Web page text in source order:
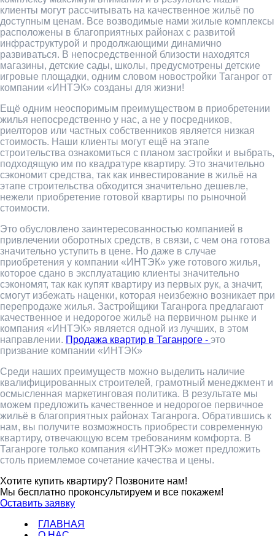
клиенты могут рассчитывать на качественное жильё по
доступным ценам. Все возводимые нами жилые комплексы
расположены в благоприятных районах с развитой
инфраструктурой и продолжающими динамично
развиваться. В непосредственной близости находятся
магазины, детские сады, школы, предусмотрены детские
игровые площадки, одним словом новостройки Таганрог от
компании «ИНТЭК» созданы для жизни!
Ещё одним неоспоримым преимуществом в приобретении
жилья непосредственно у нас, а не у посредников,
риелторов или частных собственников является низкая
стоимость. Наши клиенты могут ещё на этапе
строительства ознакомиться с планом застройки и выбрать,
подходящую им по квадратуре квартиру. Это значительно
сэкономит средства, так как инвестирование в жильё на
этапе строительства обходится значительно дешевле,
нежели приобретение готовой квартиры по рыночной
стоимости.
Это обусловлено заинтересованностью компанией в
привлечении оборотных средств, в связи, с чем она готова
значительно уступить в цене. Но даже в случае
приобретения у компании «ИНТЭК» уже готового жилья,
которое сдано в эксплуатацию клиенты значительно
сэкономят, так как купят квартиру из первых рук, а значит,
смогут избежать наценки, которая неизбежно возникает при
перепродаже жилья. Застройщики Таганрога предлагают
качественное и недорогое жильё на первичном рынке и
компания «ИНТЭК» является одной из лучших, в этом
направлении. Продажа квартир в Таганроге - это
призвание компании «ИНТЭК»
Среди наших преимуществ можно выделить наличие
квалифицированных строителей, грамотный менеджмент и
осмысленная маркетинговая политика. В результате мы
можем предложить качественное и недорогое первичное
жильё в благоприятных районах Таганрога. Обратившись к
нам, вы получите возможность приобрести современную
квартиру, отвечающую всем требованиям комфорта. В
Таганроге только компания «ИНТЭК» может предложить
столь приемлемое сочетание качества и цены.
Хотите купить квартиру? Позвоните нам!
Мы бесплатно проконсультируем и все покажем!
Оставить заявку
ГЛАВНАЯ